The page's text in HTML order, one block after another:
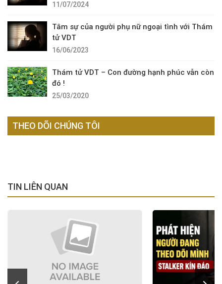
11/07/2024
Tâm sự của người phụ nữ ngoại tình với Thám
tử VDT
16/06/2023
Thám tử VDT – Con đường hạnh phúc vẫn còn
đó !
25/03/2020
THEO DÕI CHÚNG TÔI
TIN LIÊN QUAN